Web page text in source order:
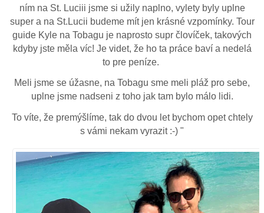
ním na St. Luciii jsme si užily naplno, vylety byly uplne
super a na St.Lucii budeme mít jen krásné vzpomínky. Tour
guide Kyle na Tobagu je naprosto supr človíček, takových
kdyby jste měla víc! Je videt, že ho ta práce baví a nedelá
to pre peníze.
Meli jsme se úžasne, na Tobagu sme meli pláž pro sebe,
uplne jsme nadseni z toho jak tam bylo málo lidi.
To víte, že premýšlíme, tak do dvou let bychom opet chtely
s vámi nekam vyrazit :-) "